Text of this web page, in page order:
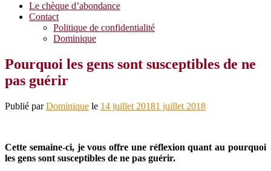
Le chèque d’abondance
Contact
Politique de confidentialité
Dominique
Pourquoi les gens sont susceptibles de ne
pas guérir
Publié parDominique le 14 juillet 20181 juillet 2018
Cette semaine-ci, je vous offre une réflexion quant au pourquoi
les gens sont susceptibles de ne pas guérir.